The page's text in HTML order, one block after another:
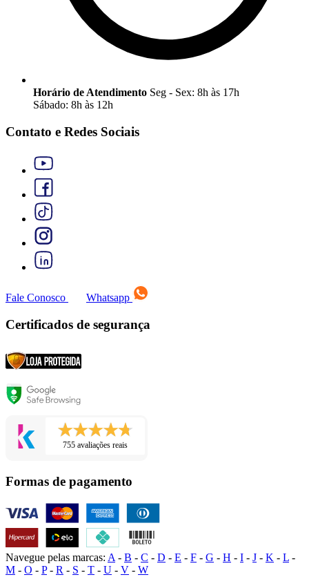
Horário de Atendimento Seg - Sex: 8h às 17h
Sábado: 8h às 12h
Contato e Redes Sociais
Fale Conosco Whatsapp
Certificados de segurança
755 avaliações reais
Formas de pagamento
Navegue pelas marcas: A - B - C - D - E - F - G - H - I - J - K - L -
M - O - P- R - S - T - U - V - W